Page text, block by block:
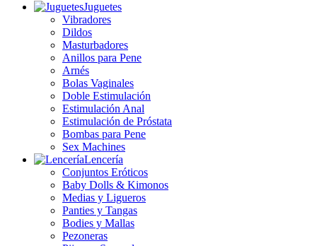
Juguetes
Vibradores
Dildos
Masturbadores
Anillos para Pene
Arnés
Bolas Vaginales
Doble Estimulación
Estimulación Anal
Estimulación de Próstata
Bombas para Pene
Sex Machines
Lencería
Conjuntos Eróticos
Baby Dolls & Kimonos
Medias y Ligueros
Panties y Tangas
Bodies y Mallas
Pezoneras